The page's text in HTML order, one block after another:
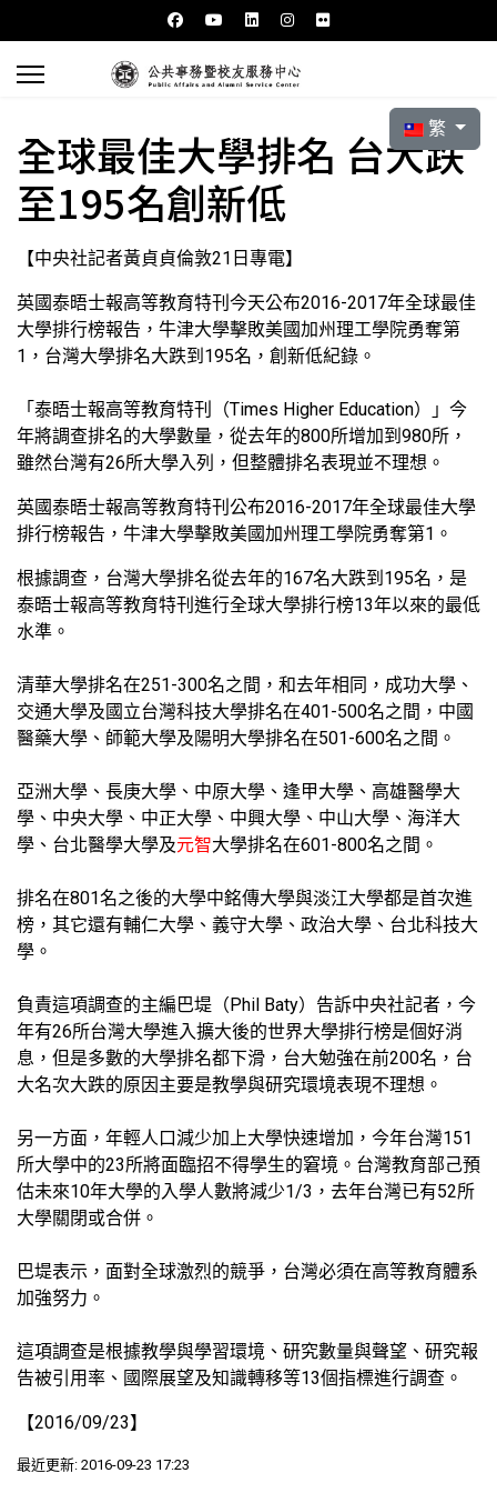
選擇你的語言
繁
全球最佳大學排名 台大跌
至195名創新低
【中央社記者黃貞貞倫敦21日專電】
英國泰晤士報高等教育特刊今天公布2016-2017年全球最佳
大學排行榜報告，牛津大學擊敗美國加州理工學院勇奪第
1，台灣大學排名大跌到195名，創新低紀錄。
「泰晤士報高等教育特刊（Times Higher Education）」今
年將調查排名的大學數量，從去年的800所增加到980所，
雖然台灣有26所大學入列，但整體排名表現並不理想。
英國泰晤士報高等教育特刊公布2016-2017年全球最佳大學
排行榜報告，牛津大學擊敗美國加州理工學院勇奪第1。
根據調查，台灣大學排名從去年的167名大跌到195名，是
泰晤士報高等教育特刊進行全球大學排行榜13年以來的最低
水準。
清華大學排名在251-300名之間，和去年相同，成功大學、
交通大學及國立台灣科技大學排名在401-500名之間，中國
醫藥大學、師範大學及陽明大學排名在501-600名之間。
亞洲大學、長庚大學、中原大學、逢甲大學、高雄醫學大
學、中央大學、中正大學、中興大學、中山大學、海洋大
學、台北醫學大學及元智大學排名在601-800名之間。
排名在801名之後的大學中銘傳大學與淡江大學都是首次進
榜，其它還有輔仁大學、義守大學、政治大學、台北科技大
學。
負責這項調查的主編巴堤（Phil Baty）告訴中央社記者，今
年有26所台灣大學進入擴大後的世界大學排行榜是個好消
息，但是多數的大學排名都下滑，台大勉強在前200名，台
大名次大跌的原因主要是教學與研究環境表現不理想。
另一方面，年輕人口減少加上大學快速增加，今年台灣151
所大學中的23所將面臨招不得學生的窘境。台灣教育部己預
估未來10年大學的入學人數將減少1/3，去年台灣已有52所
大學關閉或合併。
巴堤表示，面對全球激烈的競爭，台灣必須在高等教育體系
加強努力。
這項調查是根據教學與學習環境、研究數量與聲望、研究報
告被引用率、國際展望及知識轉移等13個指標進行調查。
【2016/09/23】
最近更新: 2016-09-23 17:23